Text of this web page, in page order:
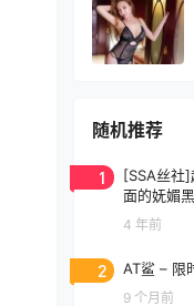
随机推荐
1
[SSA丝社
面的妩媚
4 年前
2 AT
9 个月前